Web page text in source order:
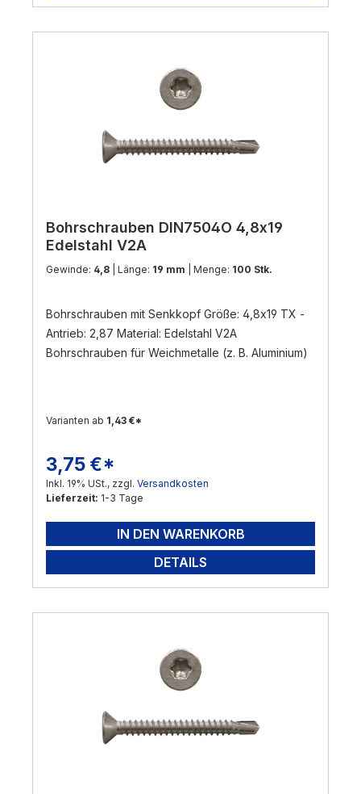
Bohrschrauben DIN7504O 4,8x19
Edelstahl V2A
Gewinde: 4,8 | Länge: 19 mm | Menge: 100 Stk.
Bohrschrauben mit Senkkopf Größe: 4,8x19 TX -
Antrieb: 2,87 Material: Edelstahl V2A
Bohrschrauben für Weichmetalle (z. B. Aluminium)
Varianten ab 1,43 €*
Regulärer Preis:
3,75 €*
Inkl. 19% USt., zzgl. Versandkosten
Lieferzeit: 1-3 Tage
IN DEN WARENKORB
DETAILS